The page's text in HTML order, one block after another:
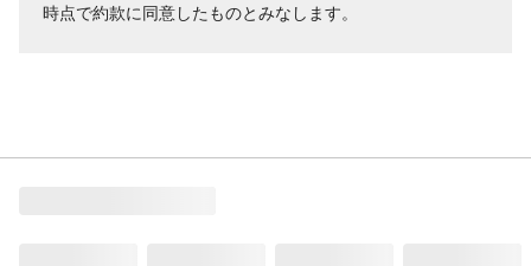
時点で約款に同意したものとみなします。